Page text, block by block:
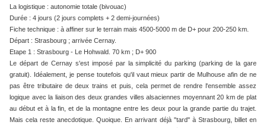
La logistique : autonomie totale (bivouac)
Durée : 4 jours (2 jours complets + 2 demi-journées)
Fiche technique : à affiner sur le terrain mais 4500-5000 m de D+ pour 200-250 km.
Départ : Strasbourg ; arrivée Cernay.
Etape 1 : Strasbourg - Le Hohwald. 70 km ; D+ 900
Le départ de Cernay s'est imposé par la simplicité du parking (parking de la gare
gratuit). Idéalement, je pense toutefois qu'il vaut mieux partir de Mulhouse afin de ne
pas être tributaire de deux trains et puis, cela permet de rendre l'ensemble assez
logique avec la liaison des deux grandes villes alsaciennes moyennant 20 km de plat
au début et à la fin, et de la montagne entre les deux pour la grande partie du trajet.
Mais cela reste anecdotique. Quoique. En arrivant déjà "tard" à Strasbourg, billet en